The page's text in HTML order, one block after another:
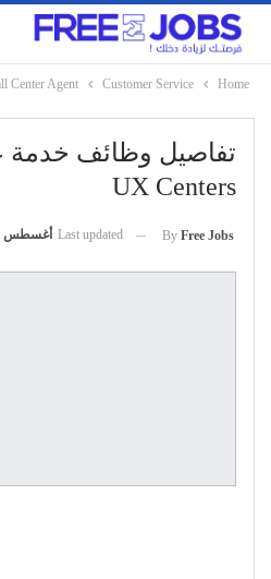
Home
Customer Service
Center Agent
تفاصيل وظائف خدمة
UX Centers
By Free Jobs
Last updated أغسطس 20, 2022